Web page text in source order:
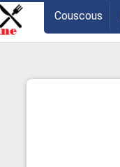
Couscous
Les entrées